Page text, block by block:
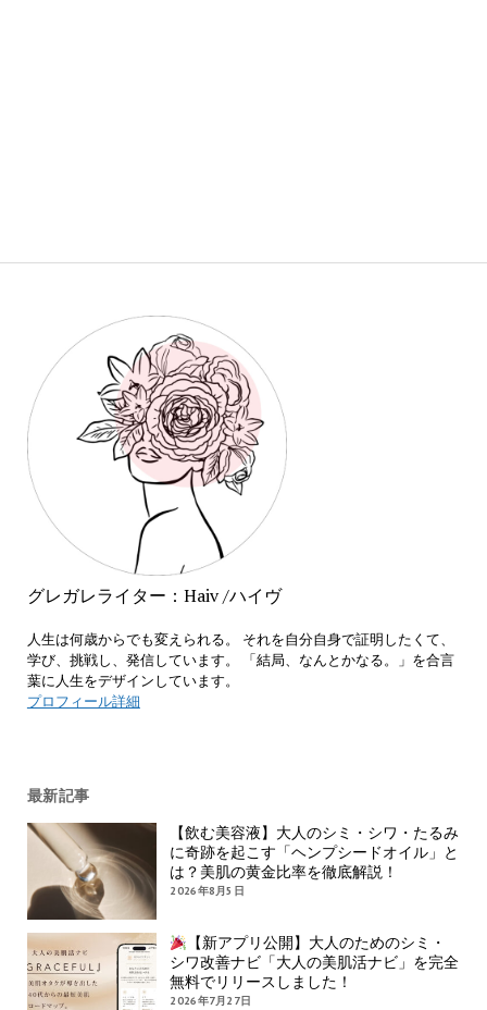
グレガレライター：Haiv /ハイヴ
人生は何歳からでも変えられる。 それを自分自身で証明したくて、
学び、挑戦し、発信しています。 「結局、なんとかなる。」を合言
葉に人生をデザインしています。
プロフィール詳細
最新記事
【飲む美容液】大人のシミ・シワ・たるみ
に奇跡を起こす「ヘンプシードオイル」と
は？美肌の黄金比率を徹底解説！
2026年8月5日
【新アプリ公開】大人のためのシミ・
シワ改善ナビ「大人の美肌活ナビ」を完全
無料でリリースしました！
2026年7月27日